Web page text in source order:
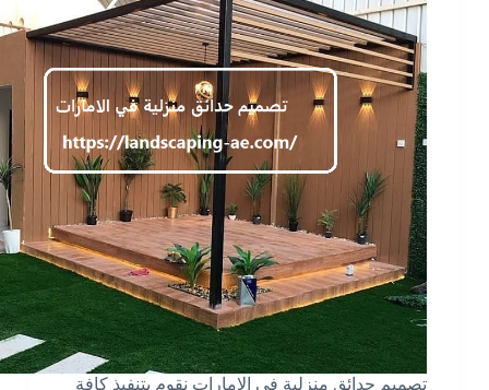
تصميم حدائق منزلية في الامارات نقوم بتنفيذ كافة